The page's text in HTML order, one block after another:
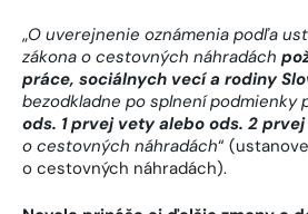
„O uverejnenie oznámenia podľa
zákona o cestovných náhradách
práce, sociálnych vecí a rodiny
bezodkladne po splnení podmienky
ods. 1 prvej vety alebo ods. 2
o cestovných náhradách“
o cestovných náhradách).